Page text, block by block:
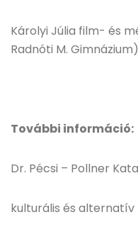
Károlyi Júlia film- és
Radnóti M. Gimnázium)
További információ:
Dr. Pécsi – Pollner
kulturális és